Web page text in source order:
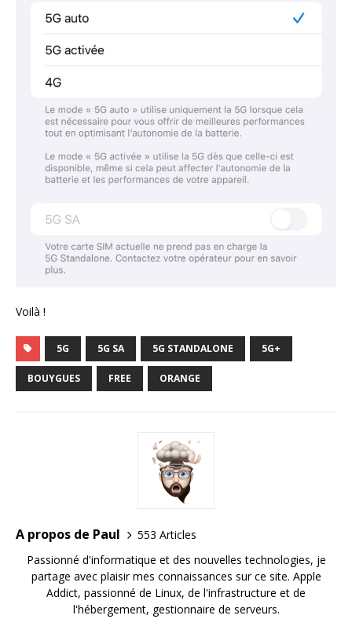
Voilà !
5G 5G SA 5G STANDALONE 5G+
BOUYGUES FREE ORANGE
A propos de Paul
553 Articles
Passionné d'informatique et des nouvelles technologies, je
partage avec plaisir mes connaissances sur ce site. Apple
Addict, passionné de Linux, de l'infrastructure et de
l'hébergement, gestionnaire de serveurs.